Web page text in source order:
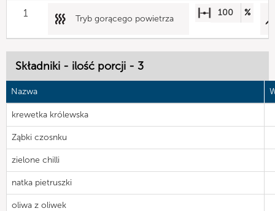
1 Tryb gorącego powietrza
100 %
Składniki - ilość porcji - 3
Nazwa
krewetka królewska
Ząbki czosnku
zielone chilli
natka pietruszki
oliwa z oliwek